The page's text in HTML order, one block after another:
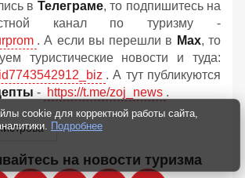
в Телеграме, то подпишитесь на
канал по туризму -
. А если вы перешли в Мах, то
туристические новости и туда:
. А тут публикуются
- https://t.me/zoj_news .
на новости туризма
cookie для корректной работы сайта,
Подробнее